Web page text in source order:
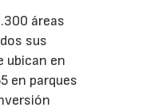
áreas
sus
ubican en
en parques